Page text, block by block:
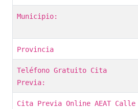
Municipio:
Provincia
Teléfono Gratuito Cita
Previa:
Cita Previa Online AEAT Calle